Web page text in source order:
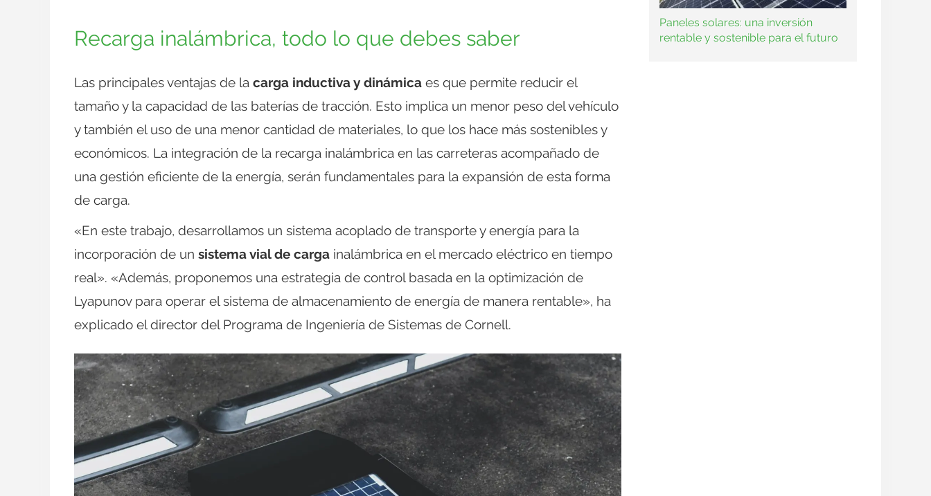
Recarga inalámbrica, todo lo que debes saber
Las principales ventajas de la carga inductiva y dinámica es que permite reducir el
tamaño y la capacidad de las baterías de tracción. Esto implica un menor peso del vehículo
y también el uso de una menor cantidad de materiales, lo que los hace más sostenibles y
económicos. La integración de la recarga inalámbrica en las carreteras acompañado de
una gestión eficiente de la energía, serán fundamentales para la expansión de esta forma
de carga.
«En este trabajo, desarrollamos un sistema acoplado de transporte y energía para la
incorporación de un sistema vial de carga inalámbrica en el mercado eléctrico en tiempo
real». «Además, proponemos una estrategia de control basada en la optimización de
Lyapunov para operar el sistema de almacenamiento de energía de manera rentable», ha
explicado el director del Programa de Ingeniería de Sistemas de Cornell.
Paneles solares: una inversión
rentable y sostenible para el futuro